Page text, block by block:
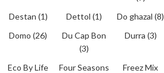
Destan (1) Dettol(1) Do ghazal(8)
Domo(26)
Du Cap Bon
(3)
Durra (3)
Eco By Life
Four Seasons
Freez Mix